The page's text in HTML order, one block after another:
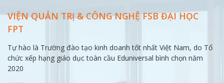
VIỆN QUẢN TRỊ & CÔNG NGHỆ FSB ĐẠI HỌC
FPT
Tự hào là Trường đào tạo kinh doanh tốt nhất Việt Nam, do Tổ
chức xếp hạng giáo dục toàn cầu Eduniversal bình chọn năm
2020